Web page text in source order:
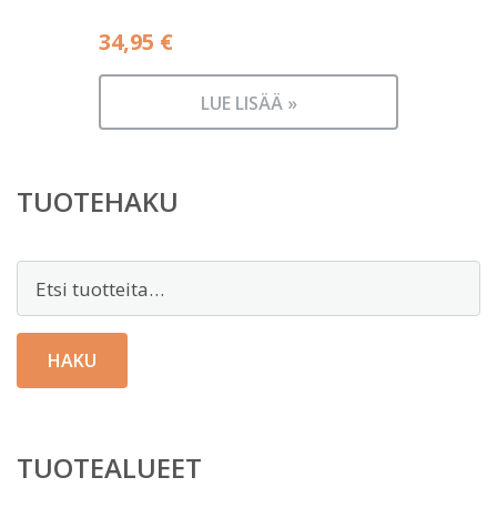
34,95 €
LUE LISÄÄ »
TUOTEHAKU
HAKU
TUOTEALUEET